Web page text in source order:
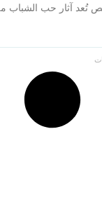
آثار حب الشباب